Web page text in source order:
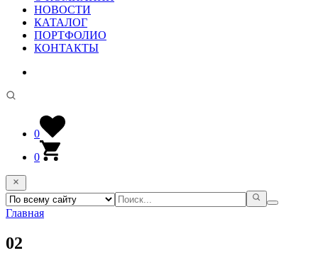
НОВОСТИ
КАТАЛОГ
ПОРТФОЛИО
КОНТАКТЫ
0
0
Главная
02